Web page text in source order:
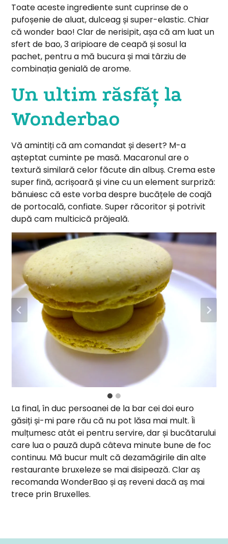
Toate aceste ingrediente sunt cuprinse de o
pufoșenie de aluat, dulceag și super-elastic. Chiar
că wonder bao! Clar de nerisipit, așa că am luat un
sfert de bao, 3 aripioare de ceapă și sosul la
pachet, pentru a mă bucura și mai târziu de
combinația genială de arome.
Un ultim răsfăț la
Wonderbao
Vă amintiți că am comandat și desert? M-a
așteptat cuminte pe masă. Macaronul are o
textură similară celor făcute din albuș. Crema este
super fină, acrișoară și vine cu un element surpriză:
bănuiesc că este vorba despre bucățele de coajă
de portocală, confiate. Super răcoritor și potrivit
după cam multicică prăjeală.
La final, în duc persoanei de la bar cei doi euro
găsiți și-mi pare rău că nu pot lăsa mai mult. Îi
mulțumesc atât ei pentru servire, dar și bucătarului
care lua o pauză după câteva minute bune de foc
continuu. Mă bucur mult că dezamăgirile din alte
restaurante bruxeleze se mai disipează. Clar aș
recomanda WonderBao și aș reveni dacă aș mai
trece prin Bruxelles.